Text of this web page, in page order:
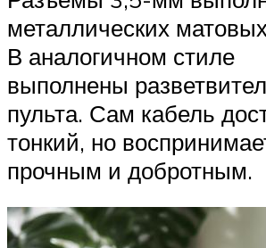
металлических
В аналогичном стиле
выполнены
пульта. Сам кабель
тонкий, но
прочным и добротным.